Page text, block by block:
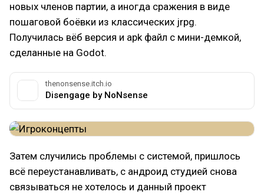
новых членов партии, а иногда сражения в виде
пошаговой боёвки из классических jrpg.
Получилась вёб версия и apk файл с мини-демкой,
сделанные на Godot.
thenonsense.itch.io
Disengage by NoNsense
Затем случились проблемы с системой, пришлось
всё переустанавливать, с андроид студией снова
связываться не хотелось и данный проект